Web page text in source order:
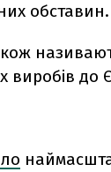
обставин.
виробів до